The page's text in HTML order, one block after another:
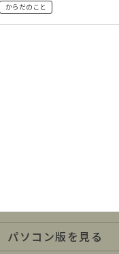
からだのこと
パソコン版を見る